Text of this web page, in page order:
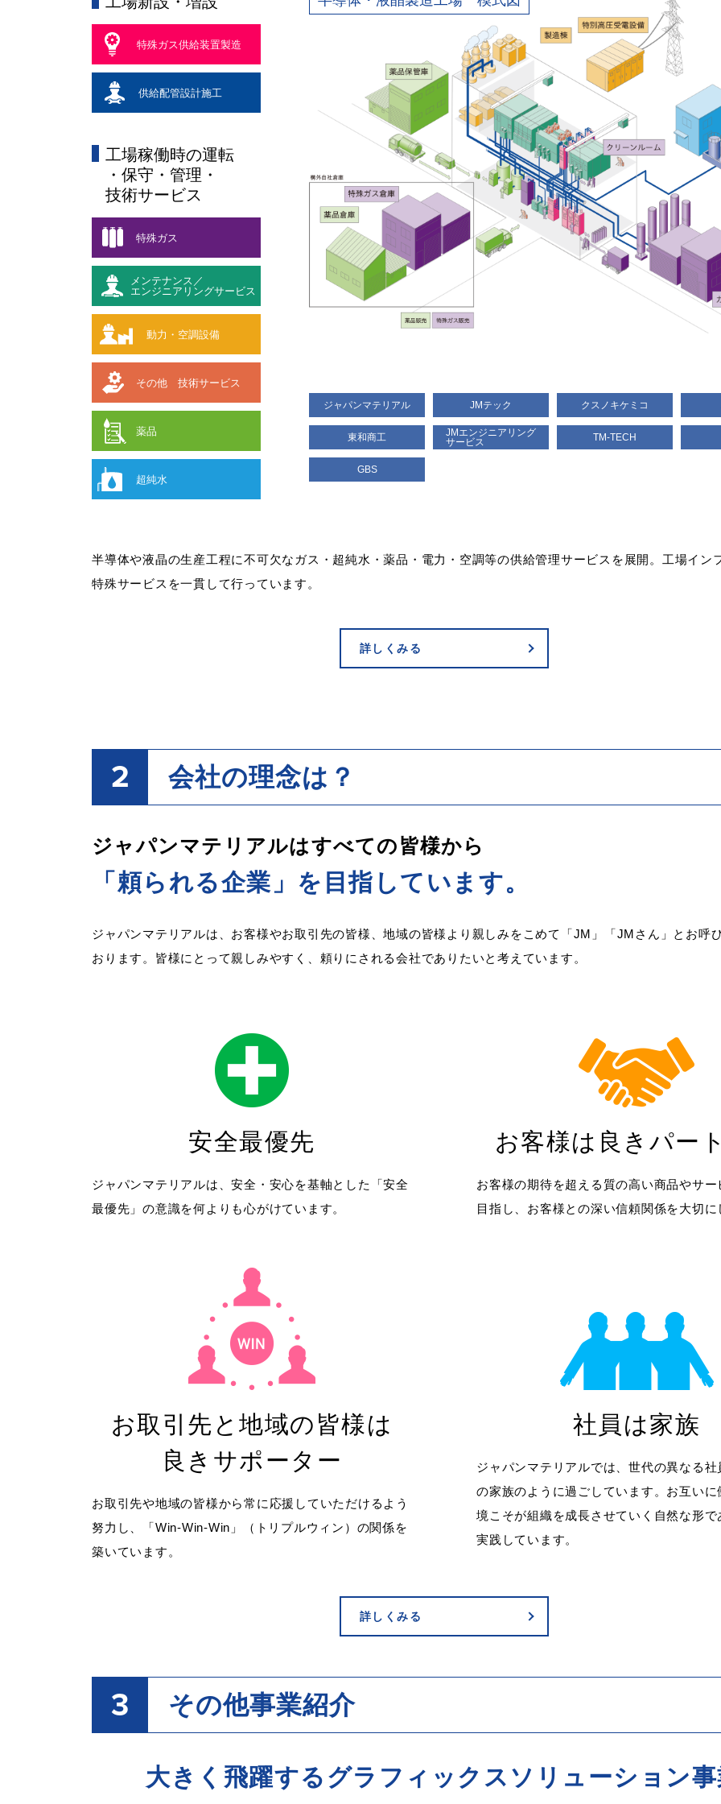
特殊ガス供給装置製造
供給配管設計施工
工場稼働時の運転
・保守・管理・
技術サービス
特殊ガス
メンテナンス／
エンジニアリングサービス
動力・空調設備
その他 技術サービス
薬品
超純水
ジャパンマテリアル JMテック クスノキケミコ
東和商工
JMエンジニアリング
サービス
TM-TECH
GBS
半導体や液晶の生産工程に不可欠なガス・超純水・薬品・電力・空調等の供給管理サービスを展開。工場イン
特殊サービスを一貫して行っています。
詳しくみる
2 会社の理念は？
ジャパンマテリアルはすべての皆様から
「頼られる企業」を目指しています。
ジャパンマテリアルは、お客様やお取引先の皆様、地域の皆様より親しみをこめて「JM」「JMさん」とお呼
おります。皆様にとって親しみやすく、頼りにされる会社でありたいと考えています。
安全最優先
ジャパンマテリアルは、安全・安心を基軸とした「安全
最優先」の意識を何よりも心がけています。
お客様は良きパー
お客様の期待を超える質の高い商品やサー
目指し、お客様との深い信頼関係を大切に
お取引先と地域の皆様は
良きサポーター
お取引先や地域の皆様から常に応援していただけるよう
努力し、「Win-Win-Win」（トリプルウィン）の関係を
築いています。
社員は家族
ジャパンマテリアルでは、世代の異なる社
の家族のように過ごしています。お互いに
境こそが組織を成長させていく自然な形で
実践しています。
詳しくみる
3 その他事業紹介
大きく飛躍するグラフィックスソリューション事